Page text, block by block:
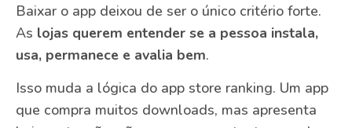
Baixar o app deixou de ser o único critério forte.
As lojas querem entender se a pessoa instala,
usa, permanece e avalia bem.
Isso muda a lógica do app store ranking. Um app
que compra muitos downloads, mas apresenta